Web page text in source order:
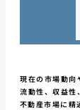
現在の市場動向
流動性、収益性
不動産市場に精